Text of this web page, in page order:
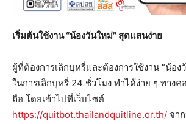
เริ่มต้นใช้งาน “น้องวันใหม่” สุดแสนง่าย
ผู้ที่ต้องการเลิกบุหรี่และต้องการใช้งาน “น้อ
ในการเลิกบุหรี่ 24 ชั่วโมง ทำได้ง่าย ๆ ทาง
ถือ โดยเข้าไปที่เว็บไซต์
https://quitbot.thailandquitline.or.th/ จา